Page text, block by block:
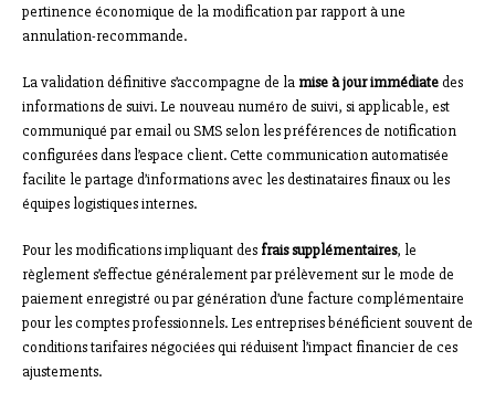
pertinence économique de la modification par rapport à une
annulation-recommande.
La validation définitive s’accompagne de la mise à jour immédiatedes
informations de suivi. Le nouveau numéro de suivi, si applicable, est
communiqué par email ou SMS selon les préférences de notification
configurées dans l’espace client. Cette communication automatisée
facilite le partage d’informations avec les destinataires finaux ou les
équipes logistiques internes.
Pour les modifications impliquant des frais supplémentaires, le
règlement s’effectue généralement par prélèvement sur le mode de
paiement enregistré ou par génération d’une facture complémentaire
pour les comptes professionnels. Les entreprises bénéficient souvent de
conditions tarifaires négociées qui réduisent l’impact financier de ces
ajustements.